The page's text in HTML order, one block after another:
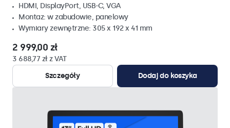
HDMI, DisplayPort, USB-C, VGA
Montaz: w zabudowie, panelowy
Wymiary zewnętrzne: 305 x 192 x 41 mm
2 999,00 zł
3 688,77 zł z VAT
Szczegóły
Dodaj do koszyka